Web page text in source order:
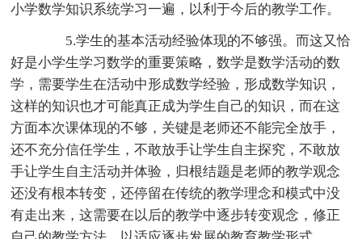
小学数学知识系统学习一遍，以利于今后的教学工作。
5.学生的基本活动经验体现的不够强。而这又恰
好是小学生学习数学的重要策略，数学是数学活动的数
学，需要学生在活动中形成数学经验，形成数学知识，
这样的知识也才可能真正成为学生自己的知识，而在这
方面本次课体现的不够，关键是老师还不能完全放手，
还不充分信任学生，不敢放手让学生自主探究，不敢放
手让学生自主活动并体验，归根结题是老师的教学观念
还没有根本转变，还停留在传统的教学理念和模式中没
有走出来，这需要在以后的教学中逐步转变观念，修正